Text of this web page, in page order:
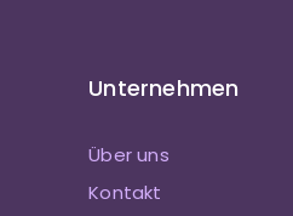
Unternehmen
Über uns
Kontakt